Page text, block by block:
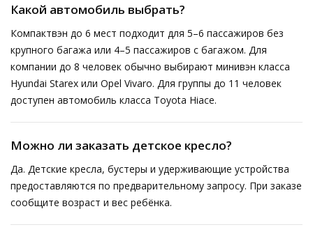
Какой автомобиль выбрать?
Компактвэн до 6 мест подходит для 5–6 пассажиров без
крупного багажа или 4–5 пассажиров с багажом. Для
компании до 8 человек обычно выбирают минивэн класса
Hyundai Starex или Opel Vivaro. Для группы до 11 человек
доступен автомобиль класса Toyota Hiace.
Можно ли заказать детское кресло?
Да. Детские кресла, бустеры и удерживающие устройства
предоставляются по предварительному запросу. При заказе
сообщите возраст и вес ребёнка.